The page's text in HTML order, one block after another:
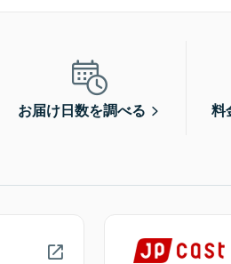
お届け日数を調べる 料